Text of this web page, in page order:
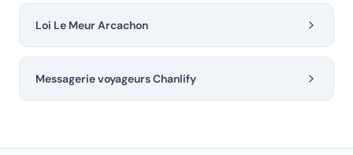
Loi Le Meur Arcachon
Messagerie voyageurs Chanlify